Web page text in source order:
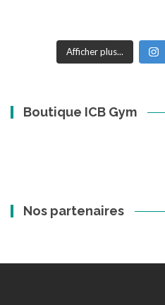
Afficher plus...
Boutique ICB Gym
Nos partenaires